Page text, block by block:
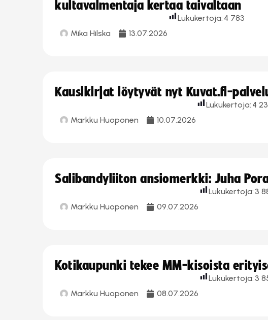
kultavalmentaja kertaa taivaltaan
Mika Hilska 13.07.2026
Lukukertoja: 4 783
Kausikirjat löytyvät nyt Kuvat.fi-
Markku Huoponen 10.07.2026
Lukukertoja: 4
Salibandyliiton ansiomerkki: Juha
Markku Huoponen 09.07.2026
Lukukertoja: 3
Kotikaupunki tekee MM-kisoista
Markku Huoponen 08.07.2026
Lukukertoja: 3